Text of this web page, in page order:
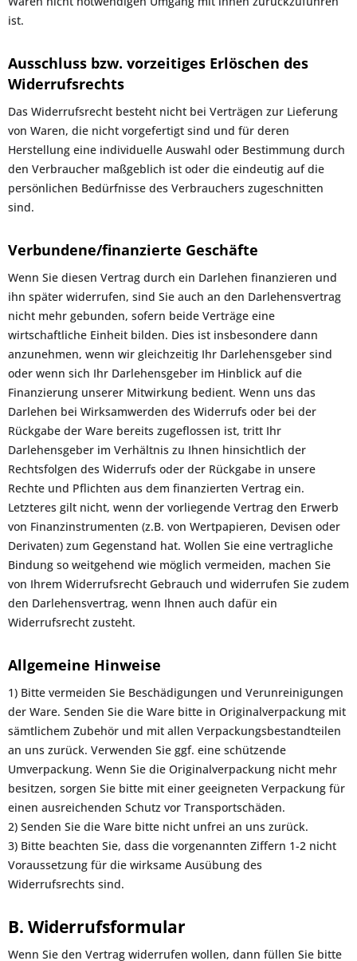
ist.
Ausschluss bzw. vorzeitiges Erlöschen des
Widerrufsrechts
Das Widerrufsrecht besteht nicht bei Verträgen zur Lieferung
von Waren, die nicht vorgefertigt sind und für deren
Herstellung eine individuelle Auswahl oder Bestimmung durch
den Verbraucher maßgeblich ist oder die eindeutig auf die
persönlichen Bedürfnisse des Verbrauchers zugeschnitten
sind.
Verbundene/finanzierte Geschäfte
Wenn Sie diesen Vertrag durch ein Darlehen finanzieren und
ihn später widerrufen, sind Sie auch an den Darlehensvertrag
nicht mehr gebunden, sofern beide Verträge eine
wirtschaftliche Einheit bilden. Dies ist insbesondere dann
anzunehmen, wenn wir gleichzeitig Ihr Darlehensgeber sind
oder wenn sich Ihr Darlehensgeber im Hinblick auf die
Finanzierung unserer Mitwirkung bedient. Wenn uns das
Darlehen bei Wirksamwerden des Widerrufs oder bei der
Rückgabe der Ware bereits zugeflossen ist, tritt Ihr
Darlehensgeber im Verhältnis zu Ihnen hinsichtlich der
Rechtsfolgen des Widerrufs oder der Rückgabe in unsere
Rechte und Pflichten aus dem finanzierten Vertrag ein.
Letzteres gilt nicht, wenn der vorliegende Vertrag den Erwerb
von Finanzinstrumenten (z.B. von Wertpapieren, Devisen oder
Derivaten) zum Gegenstand hat. Wollen Sie eine vertragliche
Bindung so weitgehend wie möglich vermeiden, machen Sie
von Ihrem Widerrufsrecht Gebrauch und widerrufen Sie zudem
den Darlehensvertrag, wenn Ihnen auch dafür ein
Widerrufsrecht zusteht.
Allgemeine Hinweise
1) Bitte vermeiden Sie Beschädigungen und Verunreinigungen
der Ware. Senden Sie die Ware bitte in Originalverpackung mit
sämtlichem Zubehör und mit allen Verpackungsbestandteilen
an uns zurück. Verwenden Sie ggf. eine schützende
Umverpackung. Wenn Sie die Originalverpackung nicht mehr
besitzen, sorgen Sie bitte mit einer geeigneten Verpackung für
einen ausreichenden Schutz vor Transportschäden.
2) Senden Sie die Ware bitte nicht unfrei an uns zurück.
3) Bitte beachten Sie, dass die vorgenannten Ziffern 1-2 nicht
Voraussetzung für die wirksame Ausübung des
Widerrufsrechts sind.
B. Widerrufsformular
Wenn Sie den Vertrag widerrufen wollen, dann füllen Sie bitte